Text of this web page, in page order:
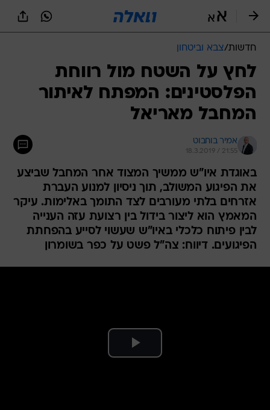
חדשות/צבא וביטחון
לחץ על השטח מול רווחת
הפלסטינים: המפתח לאיתור
המחבל מאריאל
אמיר בוחבוט
18.3.2019 / 21:55
באוגדת איו"ש ממשיך המצוד אחר המחבל שביצע
את הפיגוע המשולב, תוך ניסיון למנוע העברת
אזרחים בלתי מעורבים לצד התומך באלימות. עיקר
המאמץ הוא ליצור בידול בין רצועת עזה הענייה
לבין פיתוח כלכלי באיו"ש שעשוי לסייע בהפחתת
הפיגועים. דיווח: צה"ל פשט על כפר בשומרון